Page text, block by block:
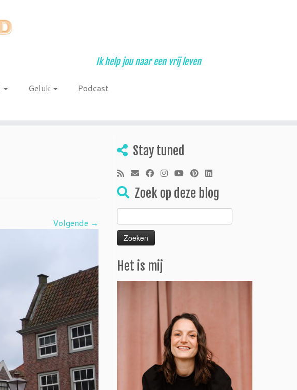
Ik help jou naar een vrij leven
Geluk
Podcast
Volgende →
Stay tuned
Zoek op deze blog
Zoeken
naar:
Het is mij